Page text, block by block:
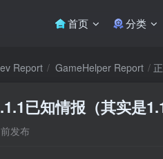
首页 分类
Report GameHelper Report
已知情报（其实是
发布